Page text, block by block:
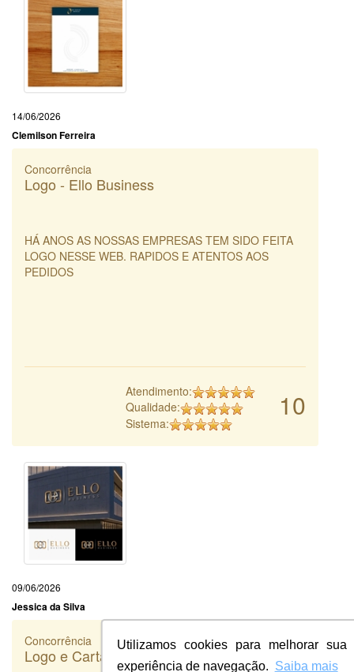
Utilizamos cookies para melhorar sua
experiência de navegação. Saiba mais
14/06/2026
Clemilson Ferreira
Concorrência
Logo - Ello Business
HÁ ANOS AS NOSSAS EMPRESAS TEM SIDO FEITA
LOGO NESSE WEB. RAPIDOS E ATENTOS AOS
PEDIDOS
10
Atendimento:
Qualidade:
Sistema:
09/06/2026
Jessica da Silva
Concorrência
Logo e Cartao de Visita - MARI Imob